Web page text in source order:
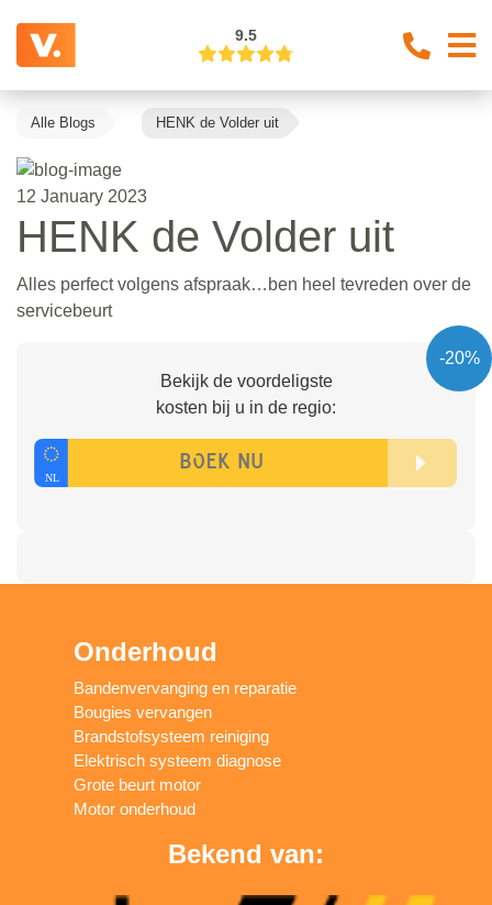
9.5
Alle Blogs HENK de Volder uit
12 January 2023
HENK de Volder uit
Alles perfect volgens afspraak…ben heel tevreden over de
servicebeurt
-20%
Bekijk de voordeligste
kosten bij u in de regio:
Onderhoud
Bandenvervanging en reparatie
Bougies vervangen
Brandstofsysteem reiniging
Elektrisch systeem diagnose
Grote beurt motor
Motor onderhoud
Bekend van: